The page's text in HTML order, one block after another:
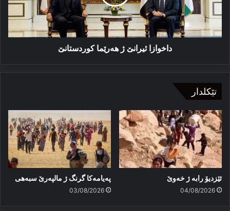
داخوازا ئیرانێ ژ هەرێما كوردستانێ
تێکلدار
ئێزدیۆ رابە ژ خەوێ
04/08/2026
پەیامەكا گرنگ ژ مالپەرێ سبەهی
03/08/2026